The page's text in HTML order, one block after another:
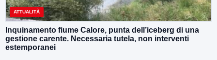
ATTUALITÀ
Inquinamento fiume Calore, punta dell’iceberg di una
gestione carente. Necessaria tutela, non interventi
estemporanei